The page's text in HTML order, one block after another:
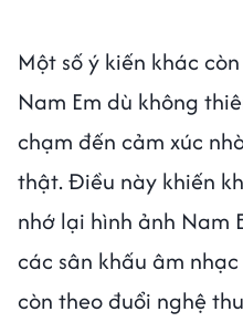
Một số ý kiến khác
Nam Em dù không
chạm đến cảm xúc
thật. Điều này khiến
nhớ lại hình ảnh Nam
các sân khấu âm
còn theo đuổi nghệ